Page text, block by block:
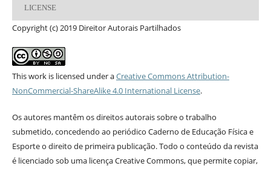
LICENSE
Copyright (c) 2019 Direitor Autorais Partilhados
This work is licensed under aCreative Commons Attribution-
NonCommercial-ShareAlike 4.0 International License.
Os autores mantêm os direitos autorais sobre o trabalho
submetido, concedendo ao periódico Caderno de Educação Física e
Esporte o direito de primeira publicação. Todo o conteúdo da revista
é licenciado sob uma licença Creative Commons, que permite copiar,